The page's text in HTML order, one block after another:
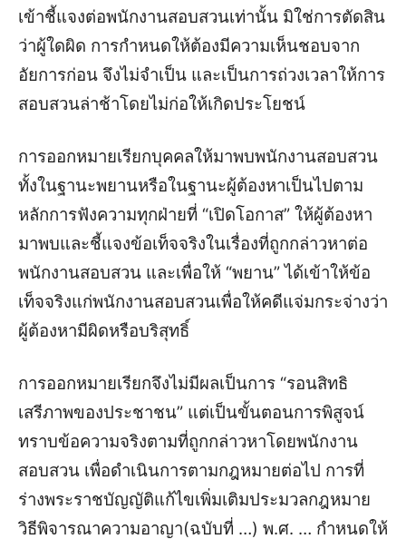
เข้าชี้แจงต่อพนักงานสอบสวนเท่านั้น มิใช่การตัดสิน
ว่าผู้ใดผิด การกำหนดให้ต้องมีความเห็นชอบจาก
อัยการก่อน จึงไม่จำเป็น และเป็นการถ่วงเวลาให้การ
สอบสวนล่าช้าโดยไม่ก่อให้เกิดประโยชน์
การออกหมายเรียกบุคคลให้มาพบพนักงานสอบสวน
ทั้งในฐานะพยานหรือในฐานะผู้ต้องหาเป็นไปตาม
หลักการฟังความทุกฝ่ายที่ “เปิดโอกาส” ให้ผู้ต้องหา
มาพบและชี้แจงข้อเท็จจริงในเรื่องที่ถูกกล่าวหาต่อ
พนักงานสอบสวน และเพื่อให้ “พยาน” ได้เข้าให้ข้อ
เท็จจริงแก่พนักงานสอบสวนเพื่อให้คดีแจ่มกระจ่างว่า
ผู้ต้องหามีผิดหรือบริสุทธิ์
การออกหมายเรียกจึงไม่มีผลเป็นการ “รอนสิทธิ
เสรีภาพของประชาชน” แต่เป็นขั้นตอนการพิสูจน์
ทราบข้อความจริงตามที่ถูกกล่าวหาโดยพนักงาน
สอบสวน เพื่อดำเนินการตามกฎหมายต่อไป การที่
ร่างพระราชบัญญัติแก้ไขเพิ่มเติมประมวลกฎหมาย
วิธีพิจารณาความอาญา(ฉบับที่ …) พ.ศ. … กำหนดให้